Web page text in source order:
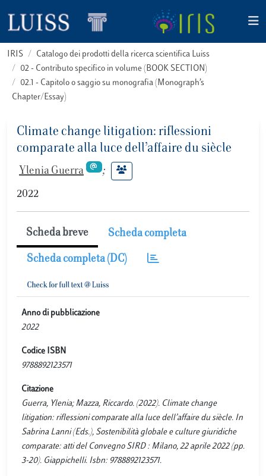
IRIS
Catalogo dei prodotti della ricerca scientifica Luiss
02 - Contributo specifico in volume (BOOK SECTION)
02.1 - Capitolo o saggio su monografia (Monograph’s
Chapter/Essay)
Climate change litigation: riflessioni
comparate alla luce dell’affaire du siècle
Ylenia Guerra ;
2022
Scheda breve Scheda completa
Scheda completa (DC)
Anno di pubblicazione
2022
Codice ISBN
9788892123571
Citazione
Guerra, Ylenia; Mazza, Riccardo. (2022). Climate change
litigation: riflessioni comparate alla luce dell’affaire du siècle. In
Sabrina Lanni (Eds.), Sostenibilità globale e culture giuridiche
comparate: atti del Convegno SIRD : Milano, 22 aprile 2022 (pp.
3-20). Giappichelli. Isbn: 9788892123571.